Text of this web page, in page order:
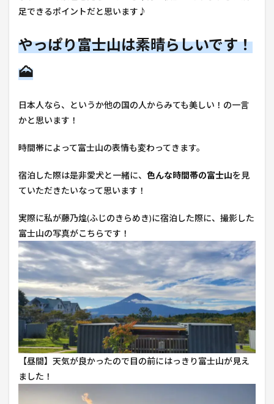
足できるポイントだと思います♪
やっぱり富士山は素晴らしいです！
🗻
日本人なら、というか他の国の人からみても美しい！の一言
かと思います！
時間帯によって富士山の表情も変わってきます。
宿泊した際は是非愛犬と一緒に、 色んな時間帯の富士山を見
ていただきたいなって思います！
実際に私が藤乃煌(ふじのきらめき)に宿泊した際に、撮影した
富士山の写真がこちらです！
【昼間】天気が良かったので目の前にはっきり富士山が見え
ました！